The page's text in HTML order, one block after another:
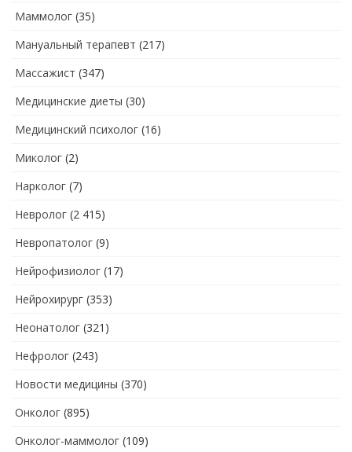
Маммолог (35)
Мануальный терапевт (217)
Массажист (347)
Медицинские диеты (30)
Медицинский психолог (16)
Миколог (2)
Нарколог (7)
Невролог (2 415)
Невропатолог (9)
Нейрофизиолог (17)
Нейрохирург (353)
Неонатолог (321)
Нефролог (243)
Новости медицины (370)
Онколог (895)
Онколог-маммолог (109)